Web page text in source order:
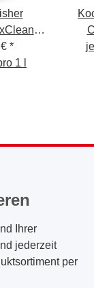
*
1 l
Ihrer
jederzeit
per